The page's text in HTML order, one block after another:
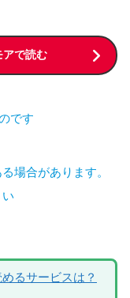
アで読む
です
場合があります。
るサービスは？